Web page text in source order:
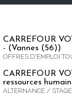
CARREFOUR
- (Vannes (56))
OFFRES D'EMPLOI
CARREFOUR
ressources
ALTERNANCE /